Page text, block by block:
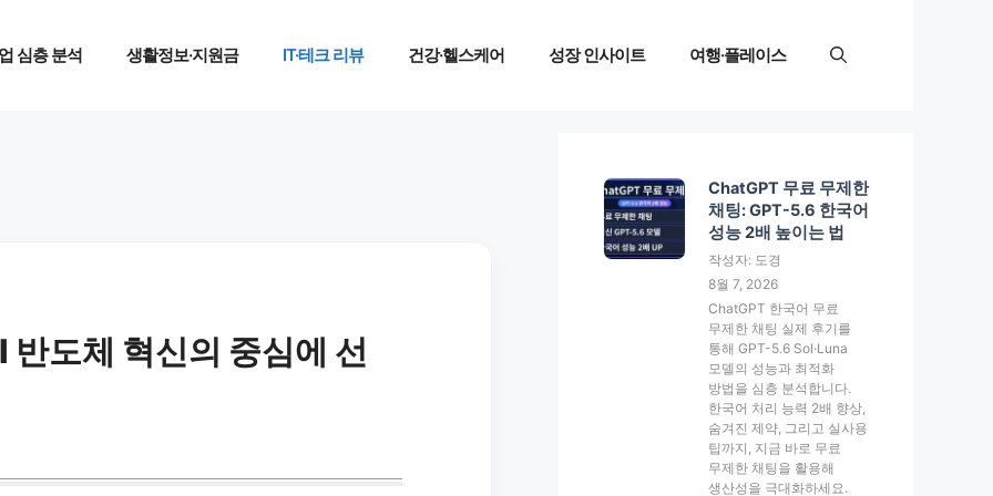
심층 분석 생활정보·지원금 IT·테크 리뷰 건강·헬스케어 성장 인사이트 여행·플레이스
도체 혁신의 중심에 선
ChatGPT 무료 무제한
채팅: GPT-5.6 한국어
성능 2배 높이는 법
작성자: 도경
8월 7, 2026
ChatGPT 한국어 무료
무제한 채팅 실제 후기를
통해 GPT-5.6 Sol·Luna
모델의 성능과 최적화
방법을 심층 분석합니다.
한국어 처리 능력 2배 향상,
숨겨진 제약, 그리고 실사용
팁까지, 지금 바로 무료
무제한 채팅을 활용해
생산성을 극대화하세요.